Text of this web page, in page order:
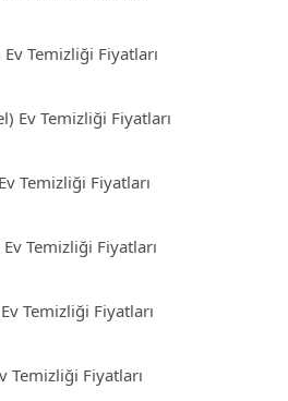
Temizliği Fiyatları
Ev Temizliği Fiyatları
Temizliği Fiyatları
Ev Temizliği Fiyatları
Ev Temizliği Fiyatları
Temizliği Fiyatları